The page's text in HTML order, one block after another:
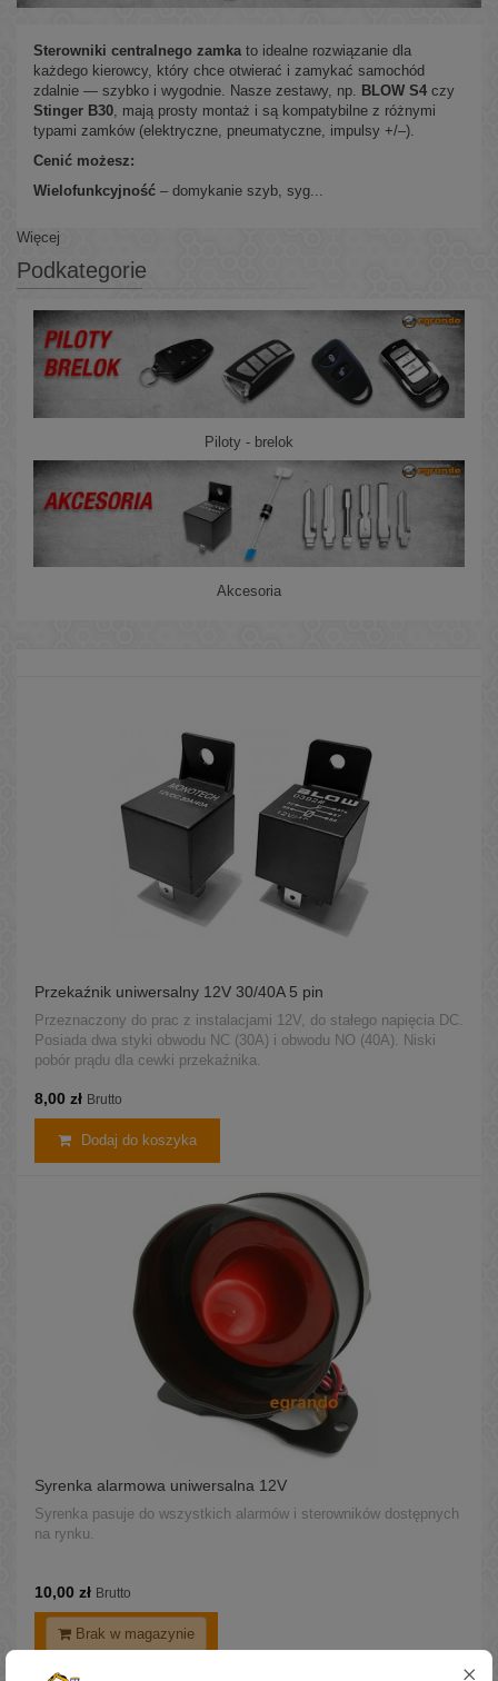
Sterowniki centralnego zamka to idealne rozwiązanie dla
każdego kierowcy, który chce otwierać i zamykać samochód
zdalnie — szybko i wygodnie. Nasze zestawy, np.
BLOW S4 czy
Stinger B30 , mają prosty montaż i są kompatybilne z różnymi
typami zamków (elektryczne, pneumatyczne, impulsy +/–).
Cenić możesz:
Wielofunkcyjność – domykanie szyb, syg...
Więcej
Podkategorie
Piloty - brelok
Akcesoria
Przekaźnik uniwersalny 12V 30/40A 5 pin
Przeznaczony do prac z instalacjami 12V, do stałego napięcia DC.
Posiada dwa styki obwodu NC (30A) i obwodu NO (40A). Niski
pobór prądu dla cewki przekaźnika.
8,00 zł Brutto
Dodaj do koszyka
Syrenka alarmowa uniwersalna 12V
Syrenka pasuje do wszystkich alarmów i sterowników dostępnych
na rynku.
10,00 zł Brutto
Brak w magazynie